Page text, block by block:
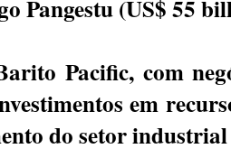
Pangestu (US$ 55
Pacific, com
em
do setor